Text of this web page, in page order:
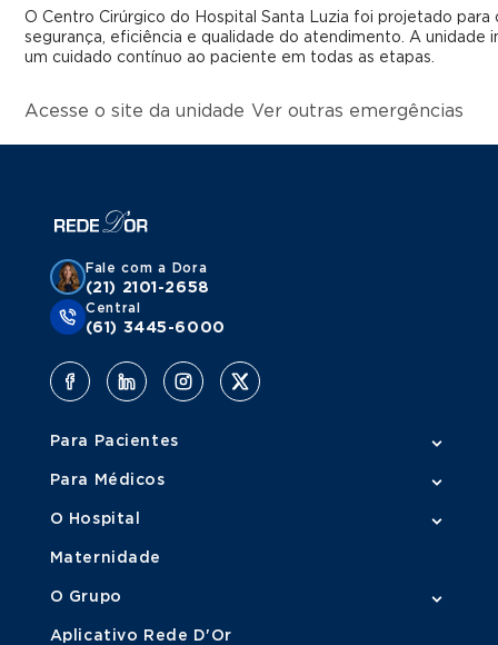
O Centro Cirúrgico do Hospital Santa Luzia foi projetado
segurança, eficiência e qualidade do atendimento. A
um cuidado contínuo ao paciente em todas as etapas.
Acesse o site da unidade Ver outras emergências
Fale com a Dora
(21) 2101-2658
Central
(61) 3445-6000
Para Pacientes
Para Médicos
O Hospital
Maternidade
O Grupo
Aplicativo Rede D'Or